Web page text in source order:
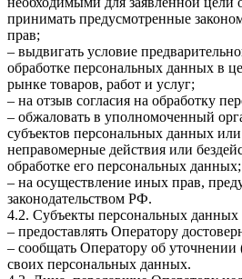
принимать предусмотренные
прав;
– выдвигать условие
обработке персональных данных в
рынке товаров, работ и услуг;
– на отзыв согласия на обработку
– обжаловать в уполномоченный
субъектов персональных данных
неправомерные действия или
обработке его персональных данных;
– на осуществление иных прав,
законодательством РФ.
4.2. Субъекты персональных данных
– предоставлять Оператору
– сообщать Оператору об
своих персональных данных.